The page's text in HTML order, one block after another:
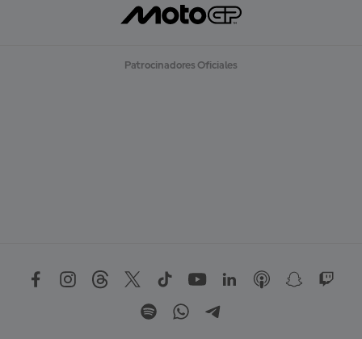
Patrocinadores Oficiales